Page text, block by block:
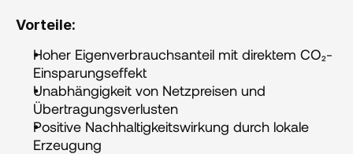
Vorteile:
Hoher Eigenverbrauchsanteil mit direktem CO₂-
Einsparungseffekt
Unabhängigkeit von Netzpreisen und
Übertragungsverlusten
Positive Nachhaltigkeitswirkung durch lokale
Erzeugung